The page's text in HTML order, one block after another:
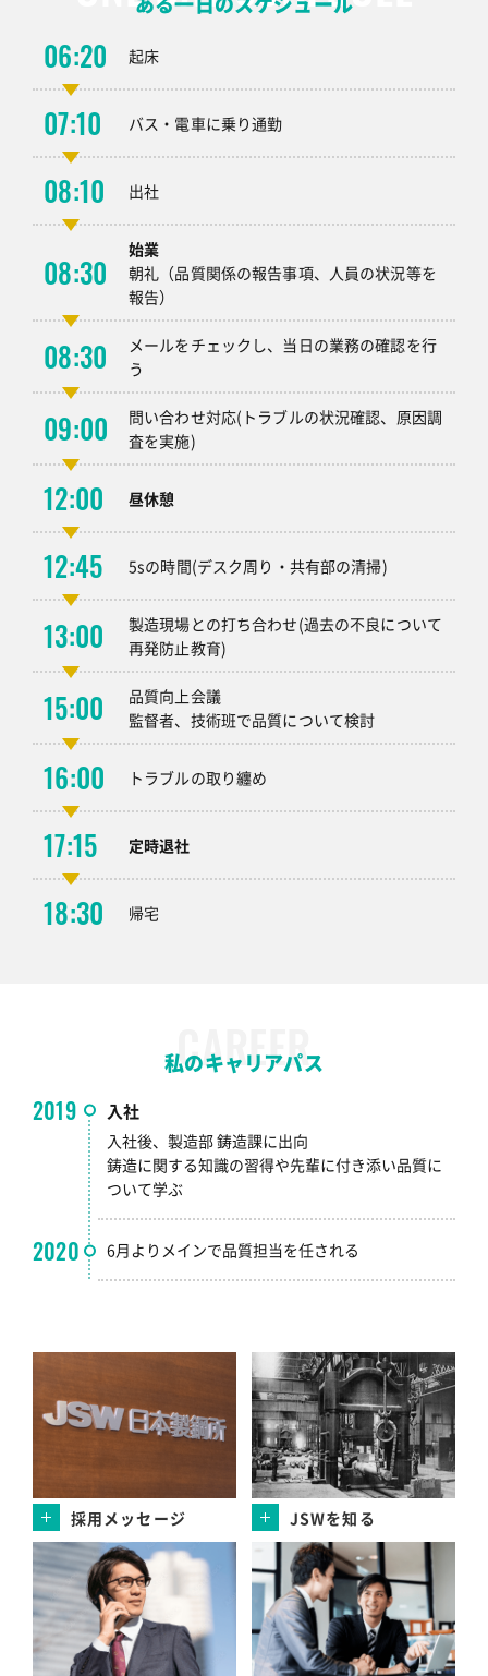
06:20 起床
07:10 バス・電車に乗り通勤
08:10 出社
08:30
始業
朝礼（品質関係の報告事項、人員の状況等を
報告）
08:30
メールをチェックし、当日の業務の確認を行
う
09:00
問い合わせ対応(トラブルの状況確認、原因調
査を実施)
12:00 昼休憩
12:45 5sの時間(デスク周り・共有部の清掃)
13:00
製造現場との打ち合わせ(過去の不良について
再発防止教育)
15:00
品質向上会議
監督者、技術班で品質について検討
16:00 トラブルの取り纏め
17:15 定時退社
18:30 帰宅
CAREER
私のキャリアパス
2019 入社
入社後、製造部 鋳造課に出向
鋳造に関する知識の習得や先輩に付き添い品質に
ついて学ぶ
2020 6月よりメインで品質担当を任される
採用メッセージ JSWを知る